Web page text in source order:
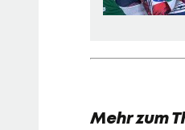
Mehr zum